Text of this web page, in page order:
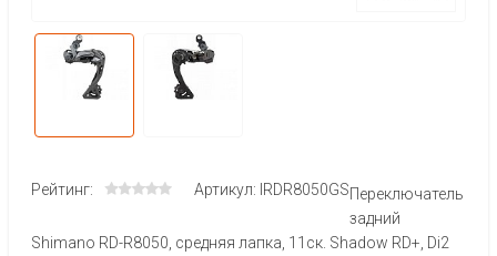
Рейтинг: Артикул: IRDR8050GSПереключатель
задний
Shimano RD-R8050, средняя лапка, 11ск. Shadow RD+, Di2